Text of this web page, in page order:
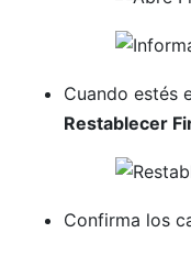
Cuando estés
Restablecer
Confirma los